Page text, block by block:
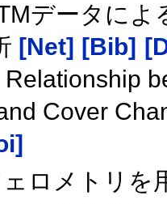
データに
[Net] [Bib]
Cover
ロメトリを